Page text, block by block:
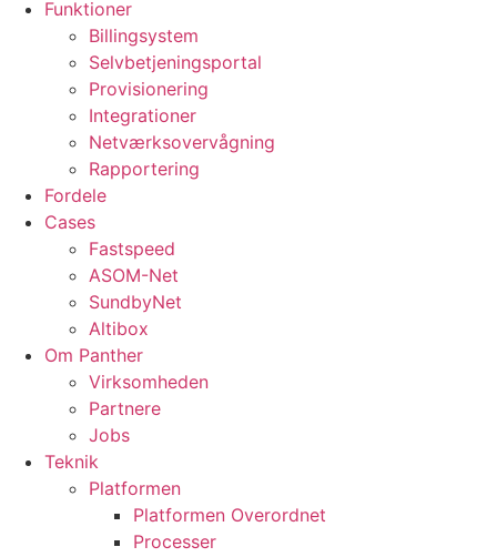
Funktioner
Billingsystem
Selvbetjeningsportal
Provisionering
Integrationer
Netværksovervågning
Rapportering
Fordele
Cases
Fastspeed
ASOM-Net
SundbyNet
Altibox
Om Panther
Virksomheden
Partnere
Jobs
Teknik
Platformen
Platformen Overordnet
Processer